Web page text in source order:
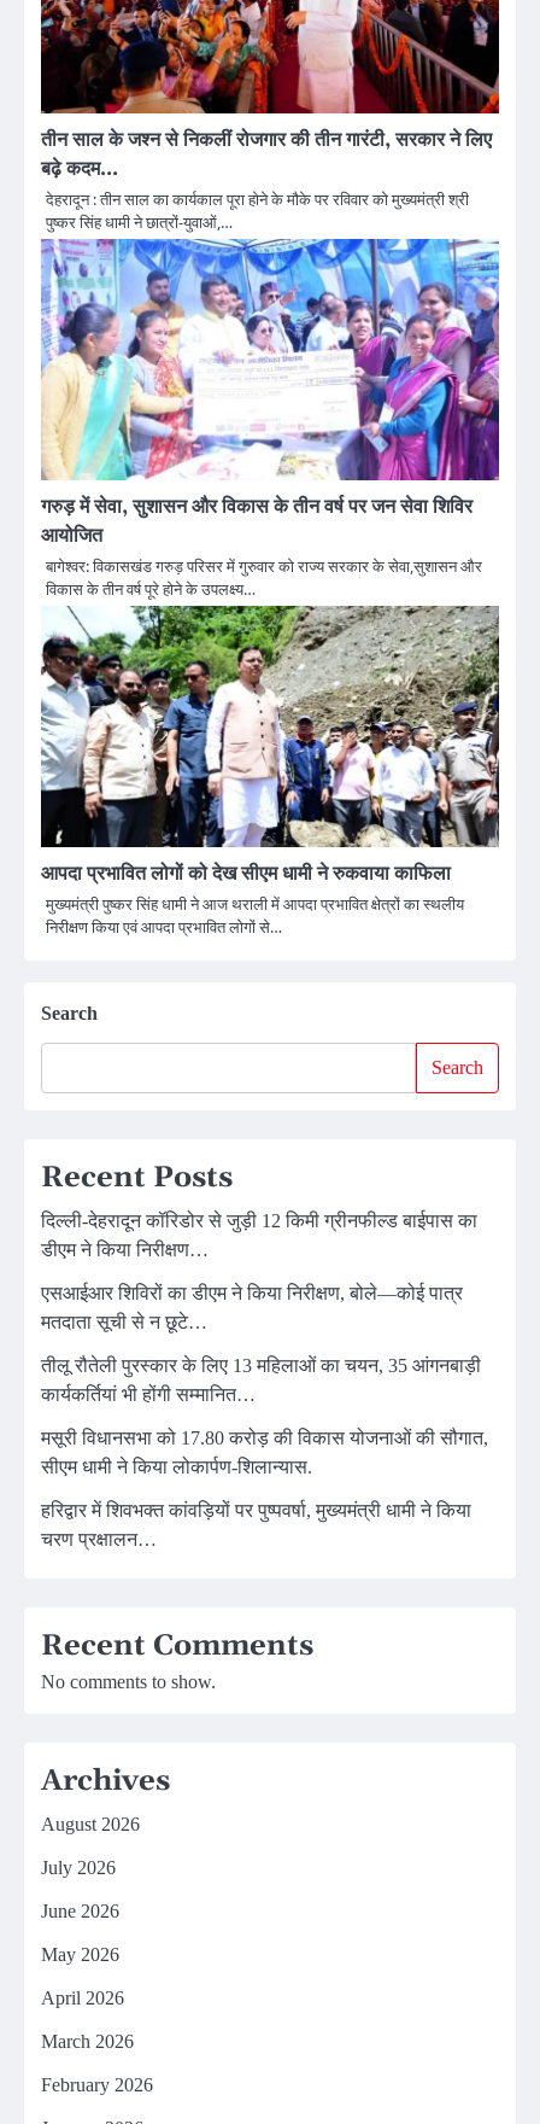
तीन साल के जश्न से निकलीं रोजगार की तीन गारंटी, सरकार ने लिए
बढ़े कदम…
देहरादून : तीन साल का कार्यकाल पूरा होने के मौके पर रविवार को मुख्यमंत्री श्री
पुष्कर सिंह धामी ने छात्रों-युवाओं,…
गरुड़ में सेवा, सुशासन और विकास के तीन वर्ष पर जन सेवा शिविर
आयोजित
बागेश्वर: विकासखंड गरुड़ परिसर में गुरुवार को राज्य सरकार के सेवा,सुशासन और
विकास के तीन वर्ष पूरे होने के उपलक्ष्य…
आपदा प्रभावित लोगों को देख सीएम धामी ने रुकवाया काफिला
मुख्यमंत्री पुष्कर सिंह धामी ने आज थराली में आपदा प्रभावित क्षेत्रों का स्थलीय
निरीक्षण किया एवं आपदा प्रभावित लोगों से…
Search
Search
Recent Posts
दिल्ली-देहरादून कॉरिडोर से जुड़ी 12 किमी ग्रीनफील्ड बाईपास का
डीएम ने किया निरीक्षण…
एसआईआर शिविरों का डीएम ने किया निरीक्षण, बोले—कोई पात्र
मतदाता सूची से न छूटे…
तीलू रौतेली पुरस्कार के लिए 13 महिलाओं का चयन, 35 आंगनबाड़ी
कार्यकर्तियां भी होंगी सम्मानित…
मसूरी विधानसभा को 17.80 करोड़ की विकास योजनाओं की सौगात,
सीएम धामी ने किया लोकार्पण-शिलान्यास.
हरिद्वार में शिवभक्त कांवड़ियों पर पुष्पवर्षा, मुख्यमंत्री धामी ने किया
चरण प्रक्षालन…
Recent Comments
No comments to show.
Archives
August 2026
July 2026
June 2026
May 2026
April 2026
March 2026
February 2026